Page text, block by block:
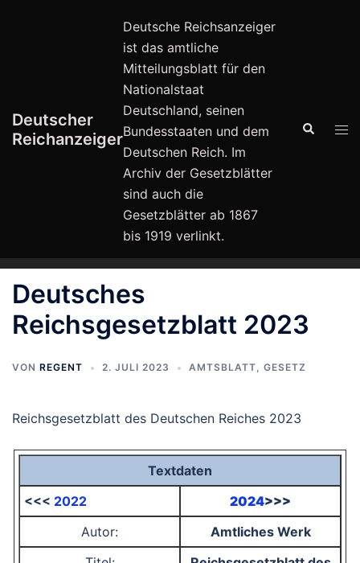
Deutscher
Reichanzeiger
Deutsche Reichsanzeiger
ist das amtliche
Mitteilungsblatt für den
Nationalstaat
Deutschland, seinen
Bundesstaaten und dem
Deutschen Reich. Im
Archiv der Gesetzblätter
sind auch die
Gesetzblätter ab 1867
bis 1919 verlinkt.
Suche
Deutsches
Reichsgesetzblatt 2023
VON REGENT 2. JULI 2023 AMTSBLATT, GESETZ
Reichsgesetzblatt des Deutschen Reiches 2023
Textdaten
<<< 2022 2024>>>
Autor:
Amtliches Werk